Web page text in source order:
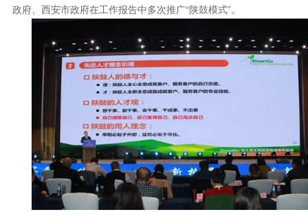
政府、西安市政府在工作报告中多次推广“陕鼓模式”。